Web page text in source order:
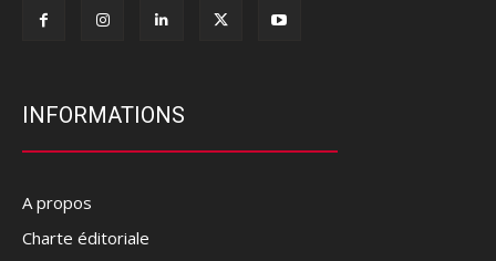
INFORMATIONS
A propos
Charte éditoriale